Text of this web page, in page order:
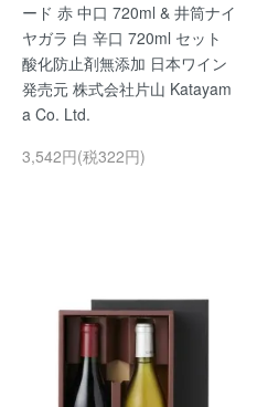
ード 赤 中口 720ml & 井筒ナイ
ヤガラ 白 辛口 720ml セット
酸化防止剤無添加 日本ワイン
発売元 株式会社片山 Katayam
a Co. Ltd.
3,542円(税322円)